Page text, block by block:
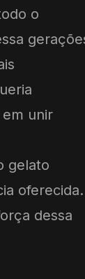
o
unir
gelato
oferecida.
dessa